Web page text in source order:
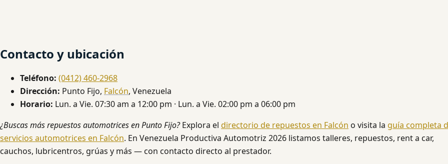
Contacto y ubicación
Teléfono: (0412) 460-2968
Dirección: Punto Fijo, Falcón, Venezuela
Horario: Lun. a Vie. 07:30 am a 12:00 pm · Lun. a Vie. 02:00 pm a 06:00 pm
¿Buscas más repuestos automotrices en Punto Fijo?Explora el directorio de repuestos en Falcón o visita la guía completa
servicios automotrices en Falcón. En Venezuela Productiva Automotriz 2026 listamos talleres, repuestos, rent a car,
cauchos, lubricentros, grúas y más — con contacto directo al prestador.